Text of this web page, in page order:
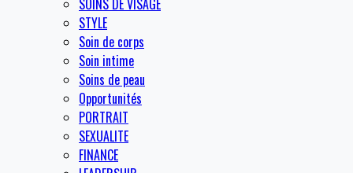
STYLE
Soin de corps
Soin intime
Soins de peau
Opportunités
PORTRAIT
SEXUALITE
FINANCE